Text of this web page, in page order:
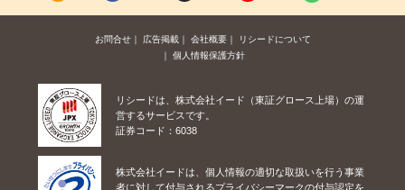
お問合せ 広告掲載 会社概要
リシードについて
個人情報保護方針
リシードは、株式会社イード（東証グロース上場）の運
営するサービスです。
証券コード：6038
株式会社イードは、個人情報の適切な取扱いを行う事業
者に対して付与されるプライバシーマークの付与認定を